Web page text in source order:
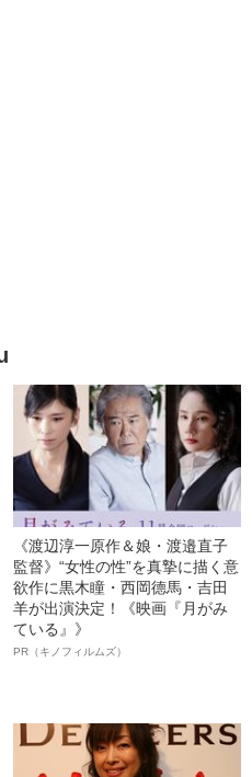
《渡辺淳一原作＆娘・渡邉直子
監督》“女性の性”を真摯に描く意
欲作に黒木瞳・西岡德馬・吉田
羊が出演決定！《映画『月がみ
ている』》
PR（キノフィルムズ）